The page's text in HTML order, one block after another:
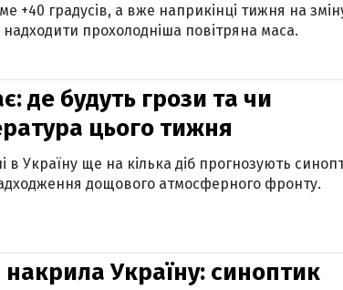
+40 градусів, а вже наприкінці тижня на
прохолодніша повітряна маса.
де будуть грози та чи
цього тижня
в Україну ще на кілька діб прогнозують
дощового атмосферного фронту.
Україну: синоптик